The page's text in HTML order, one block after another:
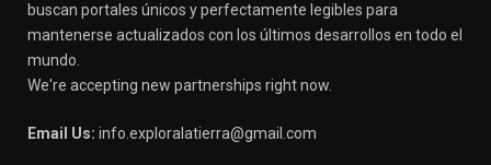
buscan portales únicos y perfectamente legibles para
mantenerse actualizados con los últimos desarrollos en todo el
mundo.
We're accepting new partnerships right now.
Email Us: info.exploralatierra@gmail.com